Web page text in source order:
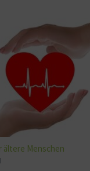
Menschen